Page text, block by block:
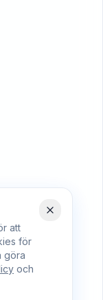
att
för
göra
och